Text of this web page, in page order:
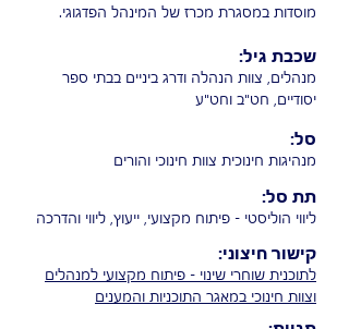
מוסדות במסגרת מכרז של המינהל הפדגוגי.
מנהלים, צוות הנהלה ודרג ביניים בבתי ספר
יסודיים, חט"ב וחט"ע
מנהיגות חינוכית צוות חינוכי והורים
ליווי הוליסטי - פיתוח מקצועי, ייעוץ, ליווי והדרכה
לתוכנית שוחרי שינוי - פיתוח מקצועי למנהלים
וצוות חינוכי במאגר התוכניות והמענים
שכבת גיל:
סל:
תת סל:
קישור חיצוני: